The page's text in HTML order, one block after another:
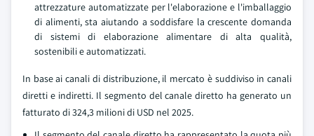
attrezzature automatizzate per l'elaborazione e l'imballaggio
di alimenti, sta aiutando a soddisfare la crescente domanda
di sistemi di elaborazione alimentare di alta qualità,
sostenibili e automatizzati.
In base ai canali di distribuzione, il mercato è suddiviso in canali
diretti e indiretti. Il segmento del canale diretto ha generato un
fatturato di 324,3 milioni di USD nel 2025.